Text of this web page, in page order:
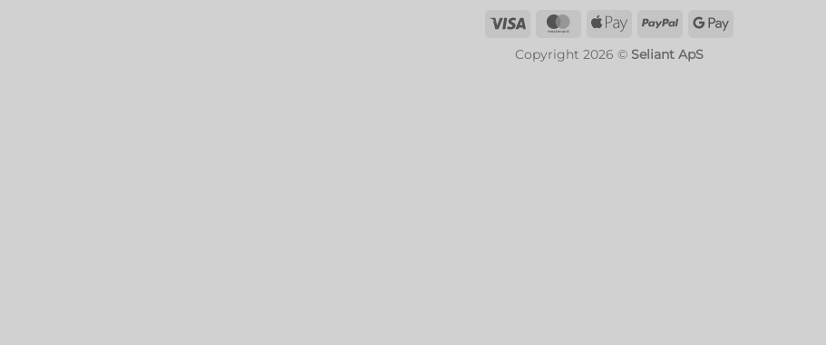
Visa MasterCard
Apple
PayPal Google
Copyright 2026 © Seliant ApS